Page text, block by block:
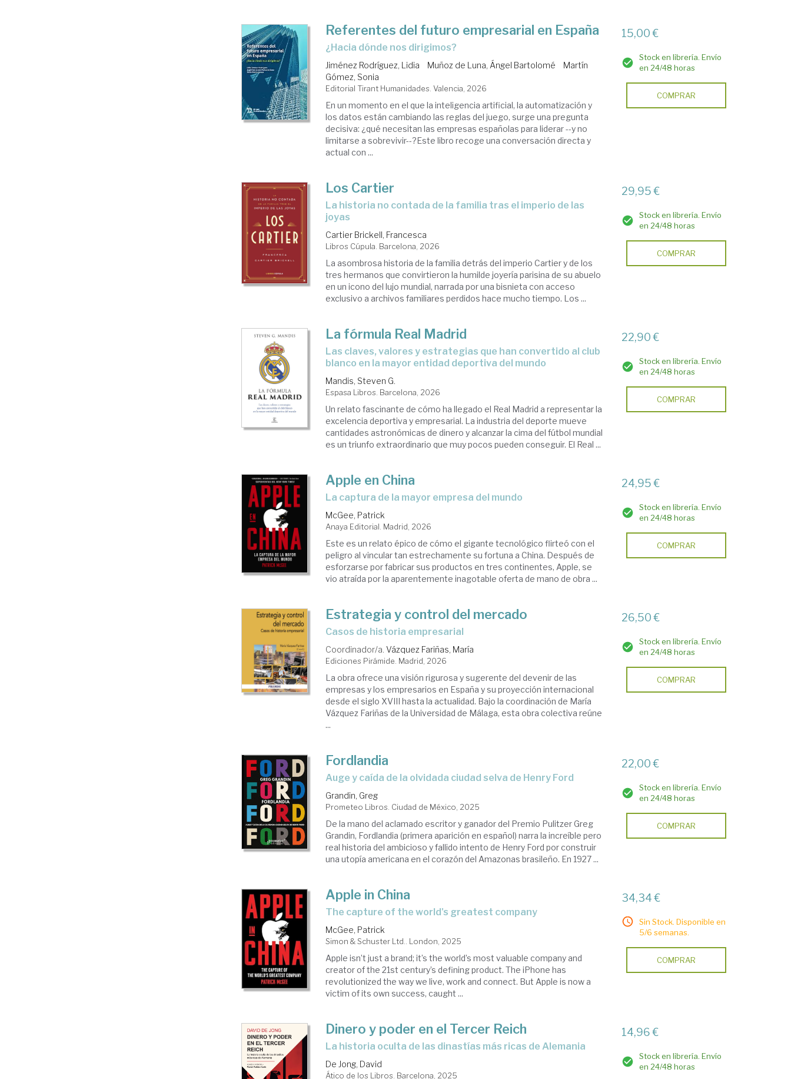
Referentes del futuro empresarial en España
¿Hacia dónde nos dirigimos?
Jiménez Rodríguez, Lidia Muñoz de Luna, Ángel Bartolomé
Martín
Gómez, Sonia
Editorial Tirant Humanidades. Valencia, 2026
En un momento en el que la inteligencia artificial, la automatización y
los datos están cambiando las reglas del juego, surge una pregunta
decisiva: ¿qué necesitan las empresas españolas para liderar --y no
limitarse a sobrevivir--?Este libro recoge una conversación directa y
actual con ...
15,00 €
Stock en librería. Envío
en 24/48 horas
COMPRAR
Los Cartier
La historia no contada de la familia tras el imperio de las
joyas
Cartier Brickell, Francesca
Libros Cúpula. Barcelona, 2026
La asombrosa historia de la familia detrás del imperio Cartier y de los
tres hermanos que convirtieron la humilde joyería parisina de su abuelo
en un icono del lujo mundial, narrada por una bisnieta con acceso
exclusivo a archivos familiares perdidos hace mucho tiempo. Los ...
29,95 €
Stock en librería. Envío
en 24/48 horas
COMPRAR
La fórmula Real Madrid
Las claves, valores y estrategias que han convertido al club
blanco en la mayor entidad deportiva del mundo
Mandis, Steven G.
Espasa Libros. Barcelona, 2026
Un relato fascinante de cómo ha llegado el Real Madrid a representar la
excelencia deportiva y empresarial. La industria del deporte mueve
cantidades astronómicas de dinero y alcanzar la cima del fútbol mundial
es un triunfo extraor­dinario que muy pocos pueden conseguir. El Real ...
22,90 €
Stock en librería. Envío
en 24/48 horas
COMPRAR
Apple en China
La captura de la mayor empresa del mundo
McGee, Patrick
Anaya Editorial. Madrid, 2026
Este es un relato épico de cómo el gigante tecnológico flirteó con el
peligro al vincular tan estrechamente su fortuna a China. Después de
esforzarse por fabricar sus productos en tres continentes, Apple, se
vio atraída por la aparentemente inagotable oferta de mano de obra ...
24,95 €
Stock en librería. Envío
en 24/48 horas
COMPRAR
Estrategia y control del mercado
Casos de historia empresarial
Coordinador/a.Vázquez Fariñas, María
Ediciones Pirámide. Madrid, 2026
La obra ofrece una visión rigurosa y sugerente del devenir de las
empresas y los empresarios en España y su proyección internacional
desde el siglo XVIII hasta la actualidad. Bajo la coordinación de María
Vázquez Fariñas de la Universidad de Málaga, esta obra colectiva reúne
...
26,50 €
Stock en librería. Envío
en 24/48 horas
COMPRAR
Fordlandia
Auge y caída de la olvidada ciudad selva de Henry Ford
Grandin, Greg
Prometeo Libros. Ciudad de México, 2025
De la mano del aclamado escritor y ganador del Premio Pulitzer Greg
Grandin, Fordlandia (primera aparición en español) narra la increíble pero
real historia del ambicioso y fallido intento de Henry Ford por construir
una utopía americana en el corazón del Amazonas brasileño. En 1927 ...
22,00 €
Stock en librería. Envío
en 24/48 horas
COMPRAR
Apple in China
the capture of the world's greatest company
McGee, Patrick
Simon & Schuster Ltd.. London, 2025
Apple isn’t just a brand; it’s the world’s most valuable company and
creator of the 21st century’s defining product. The iPhone has
revolutionized the way we live, work and connect. But Apple is now a
victim of its own success, caught ...
34,34 €
Sin Stock. Disponible en
5/6 semanas.
COMPRAR
Dinero y poder en el Tercer Reich
La historia oculta de las dinastías más ricas de Alemania
De Jong, David
Ático de los Libros. Barcelona, 2025
14,96 €
Stock en librería. Envío
en 24/48 horas